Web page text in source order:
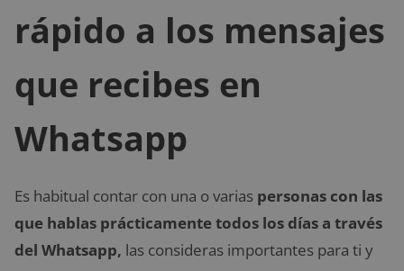
rápido a los mensajes
que recibes en
Whatsapp
Es habitual contar con una o varias personas con las
que hablas prácticamente todos los días a través
del Whatsapp, las consideras importantes para ti y